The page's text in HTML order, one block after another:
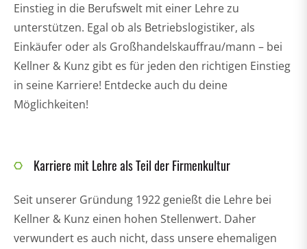
Einstieg in die Berufswelt mit einer Lehre zu
unterstützen. Egal ob als Betriebslogistiker, als
Einkäufer oder als Großhandelskauffrau/mann – bei
Kellner & Kunz gibt es für jeden den richtigen Einstieg
in seine Karriere! Entdecke auch du deine
Möglichkeiten!
Karriere mit Lehre als Teil der Firmenkultur
Seit unserer Gründung 1922 genießt die Lehre bei
Kellner & Kunz einen hohen Stellenwert. Daher
verwundert es auch nicht, dass unsere ehemaligen